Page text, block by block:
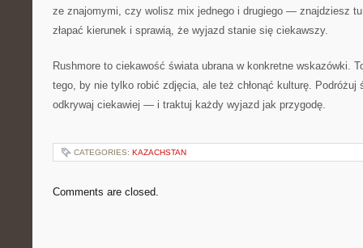
ze znajomymi, czy wolisz mix jednego i drugiego — znajdziesz
złapać kierunek i sprawią, że wyjazd stanie się ciekawszy.
Rushmore to ciekawość świata ubrana w konkretne wskazówki.
tego, by nie tylko robić zdjęcia, ale też chłonąć kulturę. Podróżuj
odkrywaj ciekawiej — i traktuj każdy wyjazd jak przygodę.
CATEGORIES: KAZACHSTAN
Comments are closed.